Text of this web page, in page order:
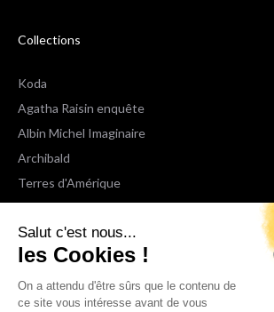
Salut c'est nous...
les Cookies !
On a attendu d'être sûrs que le contenu de
ce site vous intéresse avant de vous
Collections
Koda
Agatha Raisin enquête
Albin Michel Imaginaire
Archibald
Terres d'Amérique
Espaces Libres Poche
NOX
Wiz
Voir toutes les collections